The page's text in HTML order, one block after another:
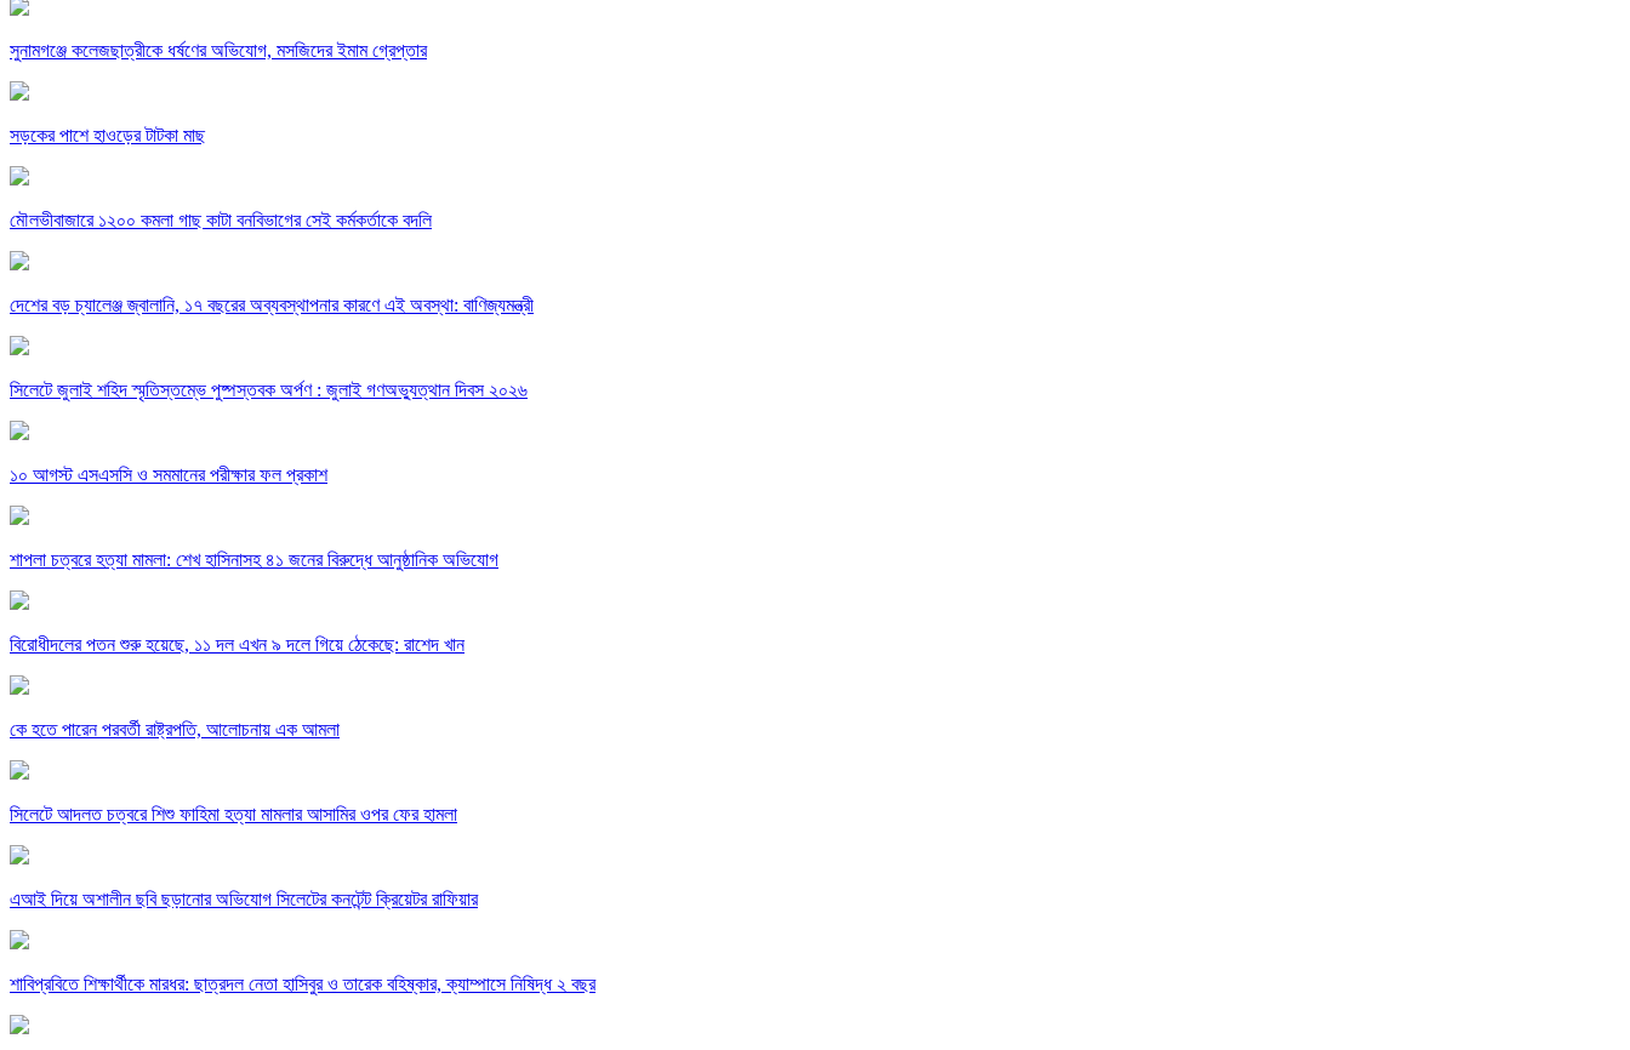
সুনামগঞ্জে কলেজছাত্রীকে ধর্ষণের অভিযোগ, মসজিদের ইমাম গ্রেপ্তার
সড়কের পাশে হাওড়ের টাটকা মাছ
মৌলভীবাজারে ১২০০ কমলা গাছ কাটা বনবিভাগের সেই কর্মকর্তাকে বদলি
দেশের বড় চ্যালেঞ্জ জ্বালানি, ১৭ বছরের অব্যবস্থাপনার কারণে এই অবস্থা: বাণিজ্যমন্ত্রী
সিলেটে জুলাই শহিদ স্মৃতিস্তম্ভে পুষ্পস্তবক অর্পণ : জুলাই গণঅভ্যুত্থান দিবস ২০২৬
১০ আগস্ট এসএসসি ও সমমানের পরীক্ষার ফল প্রকাশ
শাপলা চত্বরে হত্যা মামলা: শেখ হাসিনাসহ ৪১ জনের বিরুদ্ধে আনুষ্ঠানিক অভিযোগ
বিরোধীদলের পতন শুরু হয়েছে, ১১ দল এখন ৯ দলে গিয়ে ঠেকেছে: রাশেদ খান
কে হতে পারেন পরবর্তী রাষ্ট্রপতি, আলোচনায় এক আমলা
সিলেটে আদলত চত্বরে শিশু ফাহিমা হত্যা মামলার আসামির ওপর ফের হামলা
এআই দিয়ে অশালীন ছবি ছড়ানোর অভিযোগ সিলেটের কনটেন্ট ক্রিয়েটর রাফিয়ার
শাবিপ্রবিতে শিক্ষার্থীকে মারধর: ছাত্রদল নেতা হাসিবুর ও তারেক বহিষ্কার, ক্যাম্পাসে নিষিদ্ধ ২ বছর